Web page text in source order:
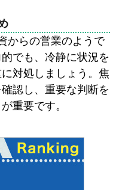
からの営業のようで
でも、冷静に状況を
対処しましょう。焦
認し、重要な判断を
重要です。